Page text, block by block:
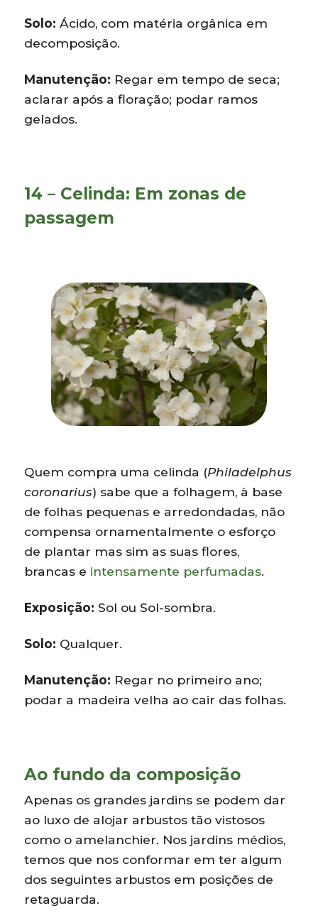
Solo: Ácido, com matéria orgânica em
decomposição.
Manutenção: Regar em tempo de seca;
aclarar após a floração; podar ramos
gelados.
14 – Celinda: Em zonas de
passagem
Quem compra uma celinda (Philadelphus
coronarius) sabe que a folhagem, à base
de folhas pequenas e arredondadas, não
compensa ornamentalmente o esforço
de plantar mas sim as suas flores,
brancas e intensamente perfumadas.
Exposição: Sol ou Sol-sombra.
Solo: Qualquer.
Manutenção: Regar no primeiro ano;
podar a madeira velha ao cair das folhas.
Ao fundo da composição
Apenas os grandes jardins se podem dar
ao luxo de alojar arbustos tão vistosos
como o amelanchier. Nos jardins médios,
temos que nos conformar em ter algum
dos seguintes arbustos em posições de
retaguarda.